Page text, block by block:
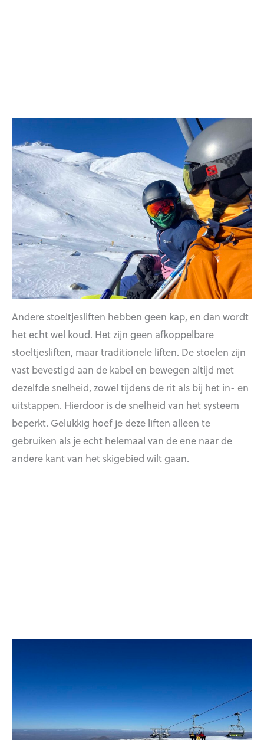
Andere stoeltjesliften hebben geen kap, en dan wordt
het echt wel koud. Het zijn geen afkoppelbare
stoeltjesliften, maar traditionele liften. De stoelen zijn
vast bevestigd aan de kabel en bewegen altijd met
dezelfde snelheid, zowel tijdens de rit als bij het in- en
uitstappen. Hierdoor is de snelheid van het systeem
beperkt. Gelukkig hoef je deze liften alleen te
gebruiken als je echt helemaal van de ene naar de
andere kant van het skigebied wilt gaan.